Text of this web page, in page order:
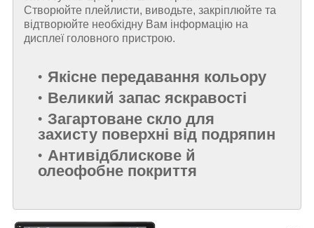
Створюйте плейлисти, виводьте, закріплюйте та
відтворюйте необхідну Вам інформацію на
дисплеї головного пристрою.
Якісне передавання кольору
Великий запас яскравості
Загартоване скло для
захисту поверхні від подряпин
Антивідблискове й
олеофобне покриття